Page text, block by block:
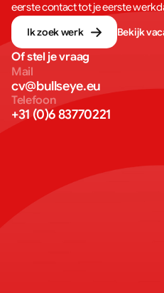
eerste contact tot je eerste
Ik zoek werk
Bekijk
Of stel je vraag
Mail
cv@bullseye.eu
Telefoon
+31 (0)6 83770221